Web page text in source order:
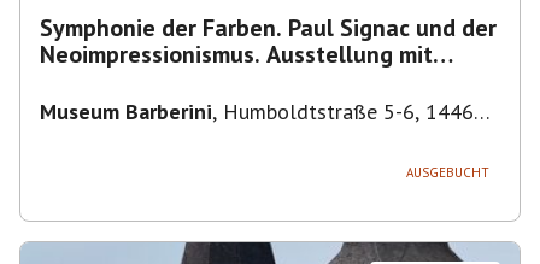
Symphonie der Farben. Paul Signac und der
Neoimpressionismus. Ausstellung mit
Museum Barberini, Humboldtstraße 5-6, 14467
AUSGEBUCHT